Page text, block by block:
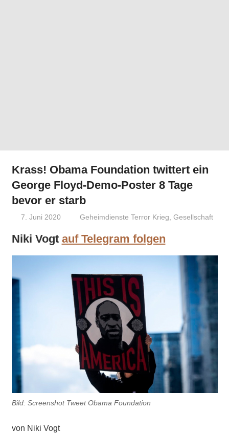
Krass! Obama Foundation twittert ein
George Floyd-Demo-Poster 8 Tage
bevor er starb
7. Juni 2020 Niki Vogt
Geheimdienste Terror Krieg,Gesellschaft
Niki Vogt auf Telegram folgen
Bild: Screenshot Tweet Obama Foundation
von Niki Vogt